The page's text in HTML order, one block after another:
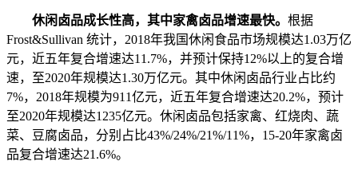
休闲卤品成长性高，其中家禽卤品增速最快。 根据
Frost&Sullivan 统计，2018年我国休闲食品市场规模达1.03万亿
元，近五年复合增速达11.7%，并预计保持12%以上的复合增
速，至2020年规模达1.30万亿元。其中休闲卤品行业占比约
7%，2018年规模为911亿元，近五年复合增速达20.2%，预计
至2020年规模达1235亿元。休闲卤品包括家禽、红烧肉、蔬
菜、豆腐卤品，分别占比43%/24%/21%/11%，15-20年家禽卤
品复合增速达21.6%。